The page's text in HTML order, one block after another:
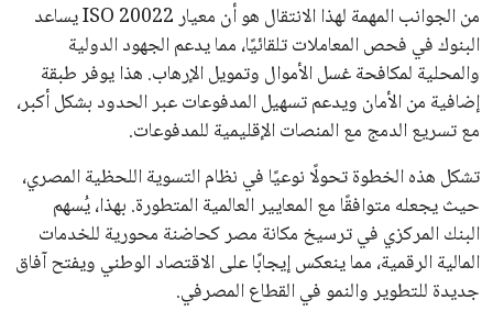
من الجوانب المهمة لهذا الانتقال هو أن معيار ISO 20022 يساعد
البنوك في فحص المعاملات تلقائيًا، مما يدعم الجهود الدولية
والمحلية لمكافحة غسل الأموال وتمويل الإرهاب. هذا يوفر طبقة
إضافية من الأمان ويدعم تسهيل المدفوعات عبر الحدود بشكل أكبر،
مع تسريع الدمج مع المنصات الإقليمية للمدفوعات.
تشكل هذه الخطوة تحولًا نوعيًا في نظام التسوية اللحظية المصري،
حيث يجعله متوافقًا مع المعايير العالمية المتطورة. بهذا، يُسهم
البنك المركزي في ترسيخ مكانة مصر كحاضنة محورية للخدمات
المالية الرقمية، مما ينعكس إيجابًا على الاقتصاد الوطني ويفتح آفاق
جديدة للتطوير والنمو في القطاع المصرفي.